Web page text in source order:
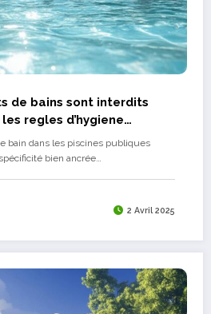
de bains sont interdits
regles d’hygiene
bain dans les piscines publiques
bien ancrée…
2 Avril 2025